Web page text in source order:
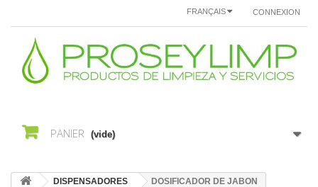
CONNEXION
FRANÇAIS
PANIER (vide)
DISPENSADORES DOSIFICADOR DE JABON